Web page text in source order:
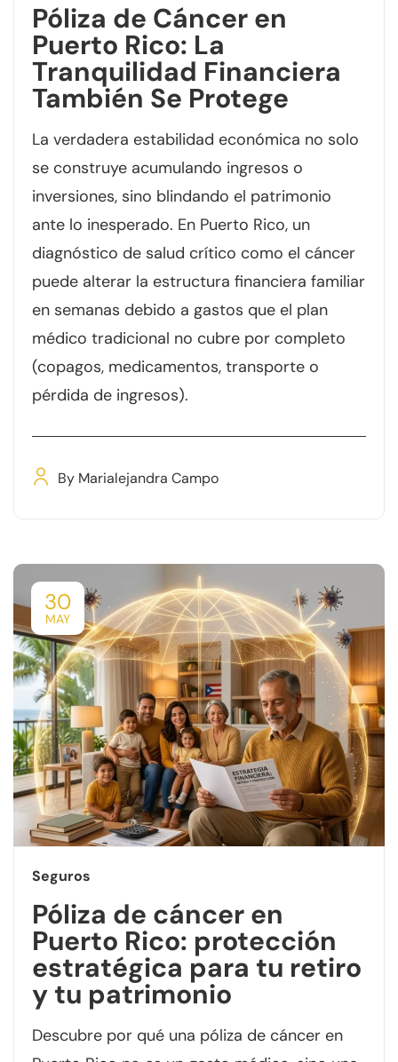
Póliza de Cáncer en
Puerto Rico: La
Tranquilidad Financiera
También Se Protege
La verdadera estabilidad económica no solo
se construye acumulando ingresos o
inversiones, sino blindando el patrimonio
ante lo inesperado. En Puerto Rico, un
diagnóstico de salud crítico como el cáncer
puede alterar la estructura financiera familiar
en semanas debido a gastos que el plan
médico tradicional no cubre por completo
(copagos, medicamentos, transporte o
pérdida de ingresos).
By Marialejandra Campo
30
MAY
Seguros
Póliza de cáncer en
Puerto Rico: protección
estratégica para tu retiro
y tu patrimonio
Descubre por qué una póliza de cáncer en